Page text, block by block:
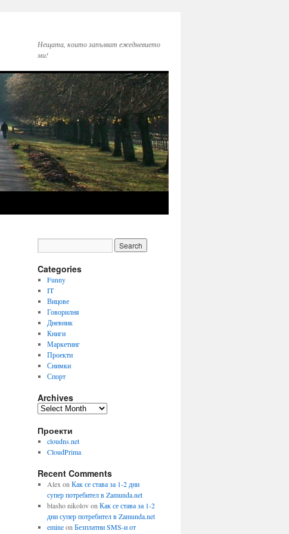
Нещата, които запълват ежедневието
ми!
Categories
Funny
IT
Вицове
Говорилня
Дневник
Книги
Маркетинг
Проекти
Снимки
Спорт
Archives
Archives
Проекти
cloudns.net
CloudPrima
Recent Comments
Alex on Как се става за 1-2 дни
супер потребител в Zamunda.net
blasho nikolovon Как се става за 1-2
дни супер потребител в Zamunda.net
emineon Безплатни SMS-и от